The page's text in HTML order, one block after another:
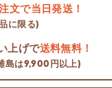
文で当日発送！
に限る)
上げで送料無料！
島は9,900円以上)